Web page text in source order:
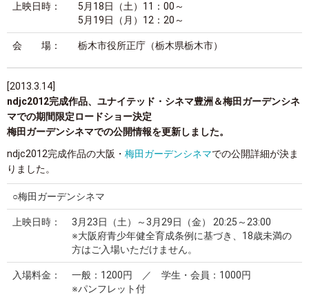
上映日時：
5月18日（土）11：00～
5月19日（月）12：20～
会 場： 栃木市役所正庁（栃木県栃木市）
[2013.3.14]
ndjc2012完成作品、ユナイテッド・シネマ豊洲＆梅田ガーデンシネ
マでの期間限定ロードショー決定
梅田ガーデンシネマでの公開情報を更新しました。
ndjc2012完成作品の大阪・ 梅田ガーデンシネマでの公開詳細が決ま
りました。
○梅田ガーデンシネマ
上映日時：
3月23日（土）～3月29日（金） 20:25～23:00
※大阪府青少年健全育成条例に基づき、18歳未満の
方はご入場いただけません。
入場料金：
一般：1200円 ／ 学生・会員：1000円
※パンフレット付